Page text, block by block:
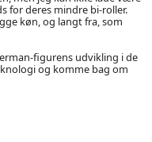
for deres mindre bi-roller.
køn, og langt fra, som
figurens udvikling i de
og komme bag om